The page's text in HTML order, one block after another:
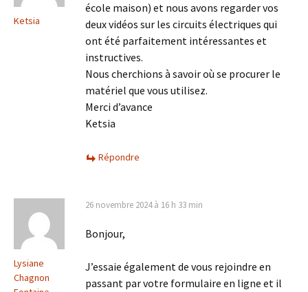
Ketsia
école maison) et nous avons regarder vos
deux vidéos sur les circuits électriques qui
ont été parfaitement intéressantes et
instructives.
Nous cherchions à savoir où se procurer le
matériel que vous utilisez.
Merci d’avance
Ketsia
Répondre
Lysiane
Chagnon
26 novembre 2024 à 16 h 33 min
Bonjour,
J’essaie également de vous rejoindre en
passant par votre formulaire en ligne et il